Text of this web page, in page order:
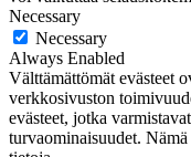
Necessary
Necessary
Always Enabled
Välttämättömät evästeet
verkkosivuston
evästeet, jotka
turvaominaisuudet.